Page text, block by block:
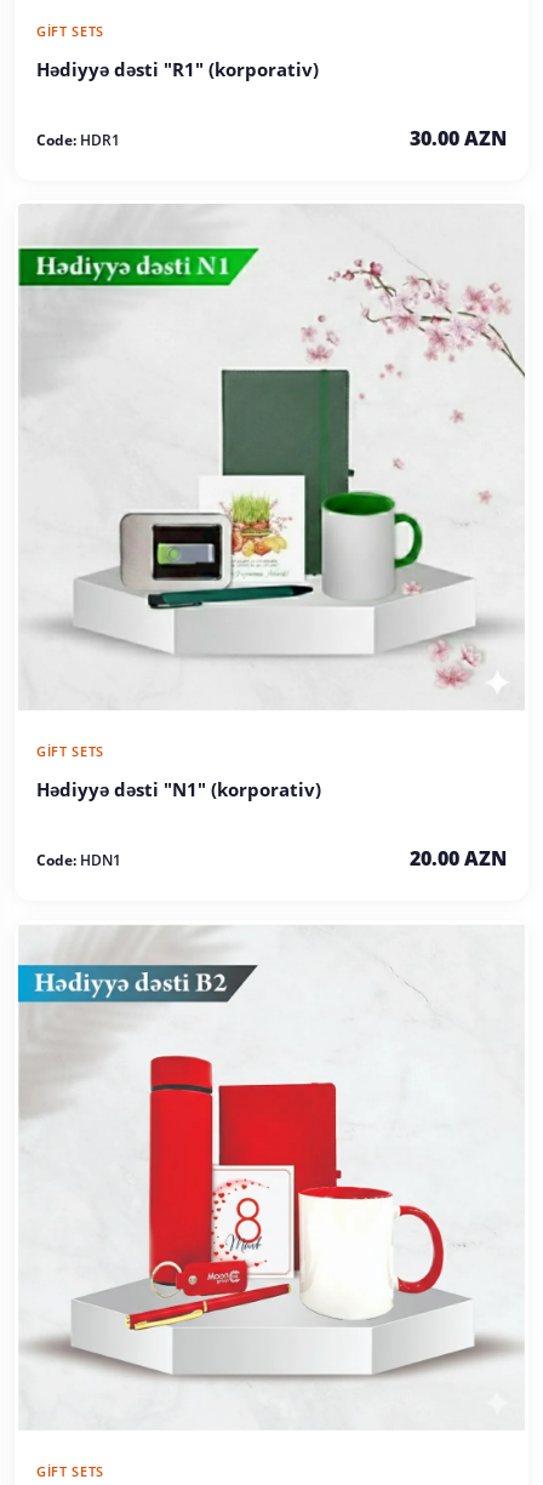
GIFT SETS
Hədiyyə dəsti "R1" (korporativ)
Code: HDR1 30.00 AZN
GIFT SETS
Hədiyyə dəsti "N1" (korporativ)
Code: HDN1 20.00 AZN
GIFT SETS